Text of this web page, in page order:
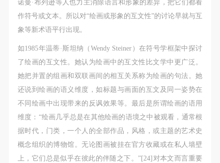
诺曼·布列逊等人也力主消除语言和形象的差异，把它们都看
作符号或文本。所以对“绘画或形象的互文性”的讨论早就与互
象等新术语平行出现。
如1985年温蒂·斯坦纳（Wendy Steiner）在符号学框架中探讨
了绘画的互文性。她认为绘画中的互文性比文学中更广泛。
她把并置的组画和双联画间的相互关系称为绘画的句法。她
还说到绘画的语义维度，如标题与画面的互文及同一姿势在
不同绘画中出现带来的反讽效果等。最后是所谓绘画的语用
维度：“绘画几乎总是在其他绘画的语境之中被观看，通常根
据时代，门类，一个人的全部作品，风格，或主题的艺术史
概念组织的博物馆。无论图画被挂在官方收藏或在私人墙壁
上，它们总是似乎在彼此的伴随之下。”[24]对本文而言重要